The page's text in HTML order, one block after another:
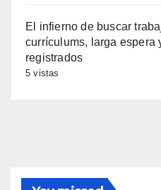
El infierno de buscar
currículums, larga espera
registrados
5 vistas